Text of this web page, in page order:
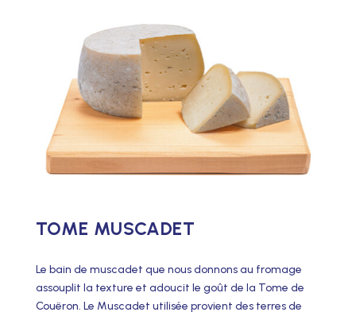
TOME MUSCADET
Le bain de muscadet que nous donnons au fromage
assouplit la texture et adoucit le goût de la Tome de
Couëron. Le Muscadet utilisée provient des terres de